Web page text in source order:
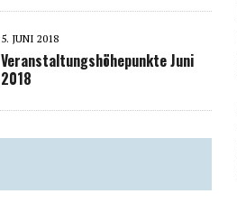
5. JUNI 2018
Veranstaltungshöhepunkte Juni
2018